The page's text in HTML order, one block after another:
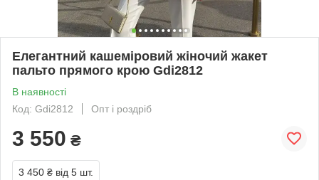
Елегантний кашеміровий жіночий жакет
пальто прямого крою Gdi2812
В наявності
Код: Gdi2812
Опт і роздріб
3 550 ₴
3 450 ₴ від 5 шт.